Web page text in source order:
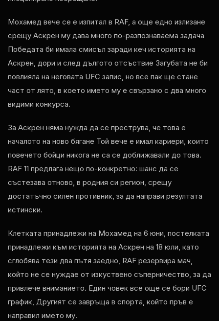
Мохамед вече се е изпитал в RAF, а още едно излизане
срещу Аскрен му дава много по-разпознаваема задача
Победата би имала смисъл заради кеч историята на
Аскрен, дори и след дългото отсъствие Загубата не би
повлияла на неговата UFC запис, но все пак ще стане
част от лято, в което името му е свързано с два много
видими конкурса.
За Аскрен няма нужда да се преструва, че това е
началото на ново бягане Той вече е имал кариери, които
повечето бойци никога не са се доближавали до това.
RAF 11 предлага нещо по-конкретно: шанс да се
състезава отново, в родния си регион, срещу
достатъчно силен противник, за да направи резултата
истински.
Клетката принадлежи на Мохамед на 6 юни, постелката
принадлежи към историята на Аскрен на 18 юли, като
сглобява тези два пътя заедно, RAF резервира мач,
който не се нуждае от изкуствено съперничество, за да
привлече вниманието. Един човек все още се бори UFC
график, Другият се завръща в спорта, който пръв е
направил името му.